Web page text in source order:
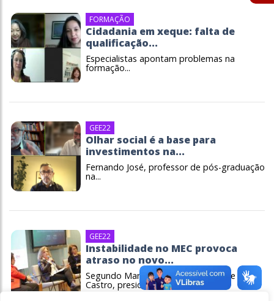
FORMAÇÃO
Cidadania em xeque: falta de
qualificação...
Especialistas apontam problemas na
formação...
GEE22
Olhar social é a base para
investimentos na...
Fernando José, professor de pós-graduação
na...
GEE22
Instabilidade no MEC provoca
atraso no novo...
Segundo Maria Helena Guimarães de
Castro, presidente...